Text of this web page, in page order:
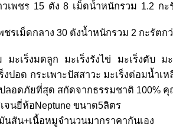
วเพชร 15 ตัง 8 เม็ดนํ้าหนักรวม 1.2 ก
ชรเม็ดกลาง 30 ตังนํ้าหนักรวม 2 กะรัต
มะเร็งมดลูก มะเร็งรังไข่ มะเร็งตับ ม
งปอด กระเพาะปัสสาวะ มะเร็งต่อมน้ำเ
ลอดภัยที่สุด สกัดจากธรรมชาติ 100% คุ
จนยี่ห้อNeptune ขนาด5ลิตร
สัน+เนื้อหมูจำนวนมากราคากันเอง